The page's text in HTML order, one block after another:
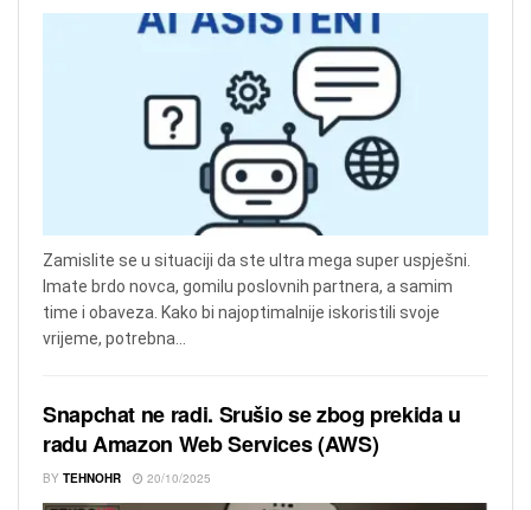
Zamislite se u situaciji da ste ultra mega super uspješni.
Imate brdo novca, gomilu poslovnih partnera, a samim
time i obaveza. Kako bi najoptimalnije iskoristili svoje
vrijeme, potrebna...
Snapchat ne radi. Srušio se zbog prekida u
radu Amazon Web Services (AWS)
BY TEHNOHR 20/10/2025